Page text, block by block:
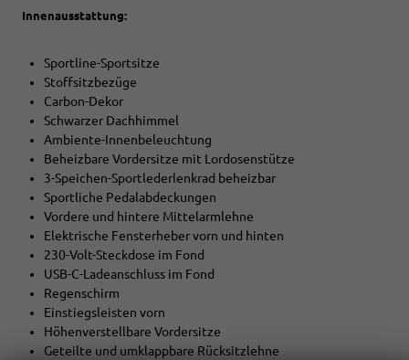
Innenausstattung:
Sportline-Sportsitze
Stoffsitzbezüge
Carbon-Dekor
Schwarzer Dachhimmel
Ambiente-Innenbeleuchtung
Beheizbare Vordersitze mit Lordosenstütze
3-Speichen-Sportlederlenkrad beheizbar
Sportliche Pedalabdeckungen
Vordere und hintere Mittelarmlehne
Elektrische Fensterheber vorn und hinten
230-Volt-Steckdose im Fond
USB-C-Ladeanschluss im Fond
Regenschirm
Einstiegsleisten vorn
Höhenverstellbare Vordersitze
Geteilte und umklappbare Rücksitzlehne